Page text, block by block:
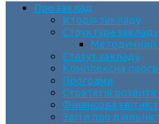
Про заклад
Історія закладу
Структура закладу
Методичний
Статут закладу
Комплексна
Програми
Стратегія
Фінансова
Звіти про